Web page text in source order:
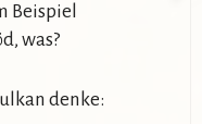
Beispiel
was?
denke: